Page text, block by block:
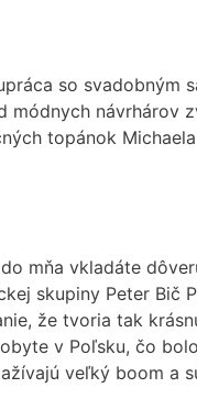
so svadobným
módnych návrhárov
topánok Michaela
mňa vkladáte
skupiny Peter Bič
že tvoria tak
v Poľsku, čo
veľký boom a